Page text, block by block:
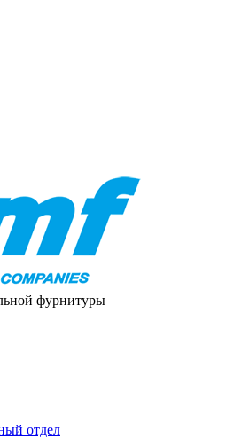
фурнитуры
отдел